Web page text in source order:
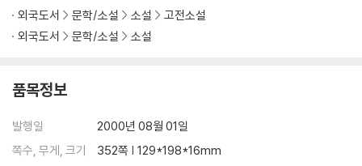
외국도서 문학/소설 소설
고전소설
외국도서
문학/소설 소설
품목정보
발행일
2000년 08월 01일
쪽수, 무게, 크기
352쪽 | 129*198*16mm